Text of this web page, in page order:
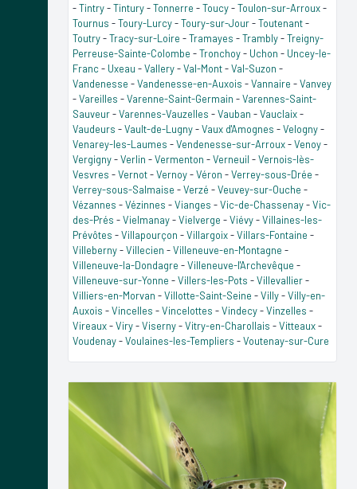
-Tintry-Tintury-Tonnerre -Toucy-Toulon-sur-Arroux-
Tournus -Toury-Lurcy-Toury-sur-Jour-Toutenant-
Toutry-Tracy-sur-Loire -Tramayes -Trambly-Treigny-
Perreuse-Sainte-Colombe -Tronchoy- Uchon - Uncey-le-
Franc - Uxeau -Vallery-Val-Mont-Val-Suzon -
Vandenesse -Vandenesse-en-Auxois -Vannaire -Vanvey
-Vareilles -Varenne-Saint-Germain -Varennes-Saint-
Sauveur-Varennes-Vauzelles -Vauban -Vauclaix-
Vaudeurs -Vault-de-Lugny-Vaux d'Amognes -Velogny-
Venarey-les-Laumes -Vendenesse-sur-Arroux-Venoy-
Vergigny-Verlin -Vermenton -Verneuil -Vernois-lès-
Vesvres -Vernot-Vernoy-Véron -Verrey-sous-Drée -
Verrey-sous-Salmaise -Verzé -Veuvey-sur-Ouche -
Vézannes -Vézinnes -Vianges -Vic-de-Chassenay-Vic-
des-Prés -Vielmanay-Vielverge -Viévy-Villaines-les-
Prévôtes -Villapourçon -Villargoix-Villars-Fontaine -
Villeberny-Villecien -Villeneuve-en-Montagne -
Villeneuve-la-Dondagre -Villeneuve-l'Archevêque -
Villeneuve-sur-Yonne -Villers-les-Pots -Villevallier-
Villiers-en-Morvan -Villotte-Saint-Seine -Villy-Villy-en-
Auxois -Vincelles -Vincelottes -Vindecy-Vinzelles -
Vireaux-Viry-Viserny-Vitry-en-Charollais -Vitteaux-
Voudenay-Voulaines-les-Templiers -Voutenay-sur-Cure